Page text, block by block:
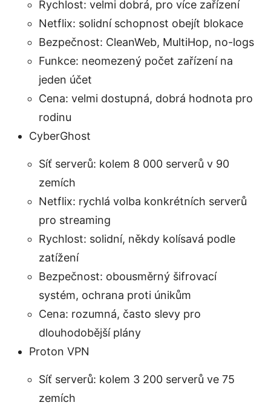
Rychlost: velmi dobrá, pro více zařízení
Netflix: solidní schopnost obejít blokace
Bezpečnost: CleanWeb, MultiHop, no-logs
Funkce: neomezený počet zařízení na
jeden účet
Cena: velmi dostupná, dobrá hodnota pro
rodinu
CyberGhost
Síť serverů: kolem 8 000 serverů v 90
zemích
Netflix: rychlá volba konkrétních serverů
pro streaming
Rychlost: solidní, někdy kolísavá podle
zatížení
Bezpečnost: obousměrný šifrovací
systém, ochrana proti únikům
Cena: rozumná, často slevy pro
dlouhodobější plány
Proton VPN
Síť serverů: kolem 3 200 serverů ve 75
zemích